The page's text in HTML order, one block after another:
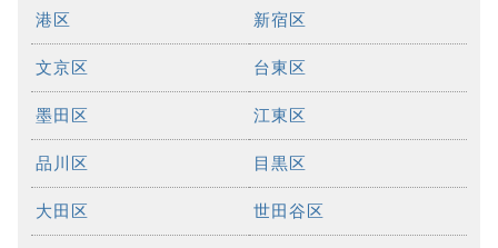
港区 新宿区
文京区 台東区
墨田区 江東区
品川区 目黒区
大田区 世田谷区